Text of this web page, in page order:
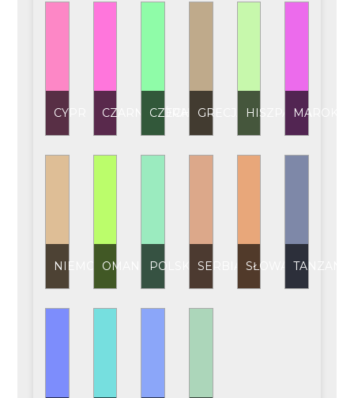
CYPR CZARNOGÓRA
CZECHY GRECJA HISZPANIAMAROKO
NIEMCY OMAN POLSKASERBIA SŁOWACJATANZANIA